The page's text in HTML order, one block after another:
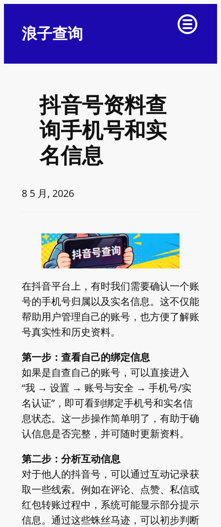
浪子查询
抖音号资料查
询手机号和实
名信息
8 5 月, 2026
在抖音平台上，有时我们需要确认一个账
号的手机号归属以及实名信息。这不仅能
帮助用户管理自己的账号，也方便了解账
号真实性和历史资料。
第一步：查看自己的绑定信息
如果是自查自己的账号，可以直接进入
“我 → 设置 → 账号与安全 → 手机号/实
名认证”，即可看到绑定手机号和实名信
息状态。这一步操作简单明了，有助于确
认信息是否完整，并可随时更新资料。
第二步：分析互动信息
对于他人的抖音号，可以通过互动记录获
取一些线索。例如在评论、点赞、私信或
红包转账过程中，系统可能显示部分提示
信息。通过这些蛛丝马迹，可以初步判断